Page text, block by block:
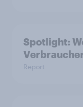
Spotlight:
Report